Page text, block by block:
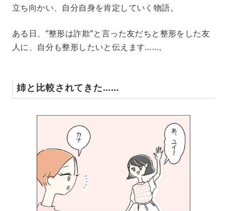
立ち向かい、自分自身を肯定していく物語。
ある日、”整形は詐欺”と言った友だちと整形をした友
人に、自分も整形したいと伝えます……。
姉と比較されてきた……